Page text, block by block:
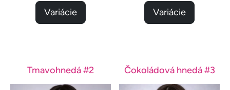
Variácie Variácie
Tmavohnedá #2 Čokoládová hnedá #3